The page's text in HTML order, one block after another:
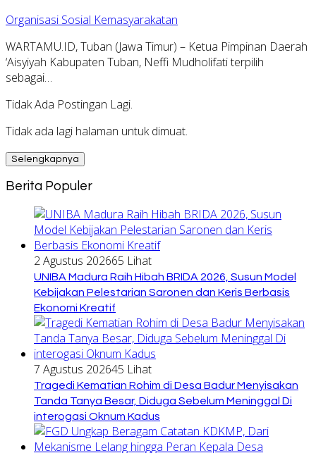
Organisasi Sosial Kemasyarakatan
WARTAMU.ID, Tuban (Jawa Timur) – Ketua Pimpinan Daerah
‘Aisyiyah Kabupaten Tuban, Neffi Mudholifati terpilih
sebagai…
Tidak Ada Postingan Lagi.
Tidak ada lagi halaman untuk dimuat.
Selengkapnya
Berita Populer
2 Agustus 202665 Lihat
UNIBA Madura Raih Hibah BRIDA 2026, Susun Model
Kebijakan Pelestarian Saronen dan Keris Berbasis
Ekonomi Kreatif
7 Agustus 202645 Lihat
Tragedi Kematian Rohim di Desa Badur Menyisakan
Tanda Tanya Besar, Diduga Sebelum Meninggal Di
interogasi Oknum Kadus